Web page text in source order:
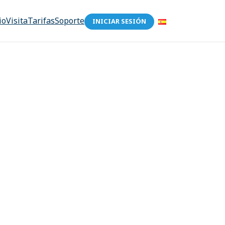
VisitaTarifasSoporte INICIAR SESIÓN